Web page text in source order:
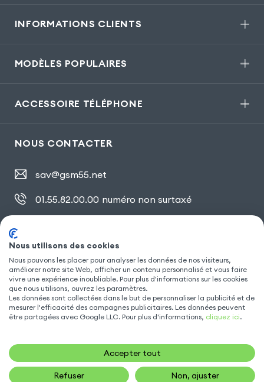
INFORMATIONS CLIENTS
MODÈLES POPULAIRES
ACCESSOIRE TÉLÉPHONE
NOUS CONTACTER
sav@gsm55.net
01.55.82.00.00 numéro non surtaxé
SUIVEZ NOUS
Nous utilisons des cookies
Nous pouvons les placer pour analyser les données de nos visiteurs,
améliorer notre site Web, afficher un contenu personnalisé et vous faire
vivre une expérience inoubliable. Pour plus d'informations sur les cookies
que nous utilisons, ouvrez les paramètres.
Les données sont collectées dans le but de personnaliser la publicité et de
mesurer l'efficacité des campagnes publicitaires. Les données peuvent
être partagées avec Google LLC. Pour plus d'informations, cliquez ici.
Accepter tout
Refuser Non, ajuster